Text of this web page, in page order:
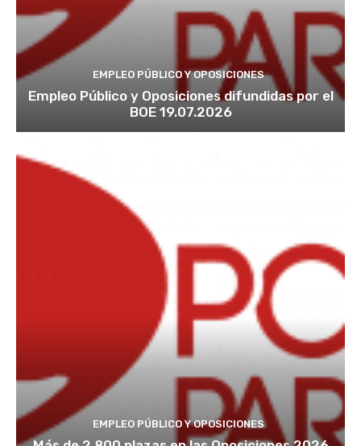
EMPLEO PÚBLICO Y OPOSICIONES
Empleo Público y Oposiciones difundidas por el
BOE 19.07.2026
EMPLEO PÚBLICO Y OPOSICIONES